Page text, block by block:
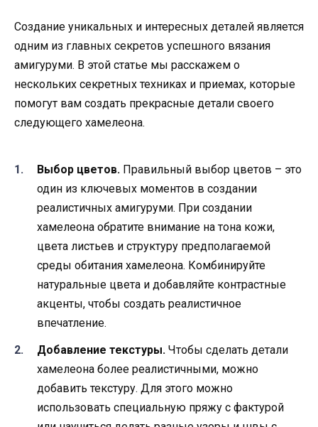
Создание уникальных и интересных деталей является
одним из главных секретов успешного вязания
амигуруми. В этой статье мы расскажем о
нескольких секретных техниках и приемах, которые
помогут вам создать прекрасные детали своего
следующего хамелеона.
Выбор цветов. Правильный выбор цветов – это
один из ключевых моментов в создании
реалистичных амигуруми. При создании
хамелеона обратите внимание на тона кожи,
цвета листьев и структуру предполагаемой
среды обитания хамелеона. Комбинируйте
натуральные цвета и добавляйте контрастные
акценты, чтобы создать реалистичное
впечатление.
Добавление текстуры. Чтобы сделать детали
хамелеона более реалистичными, можно
добавить текстуру. Для этого можно
использовать специальную пряжу с фактурой